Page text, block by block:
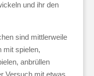
und ihr den
sind mittlerweile
mit spielen,
anbrüllen
Versuch mit etwas